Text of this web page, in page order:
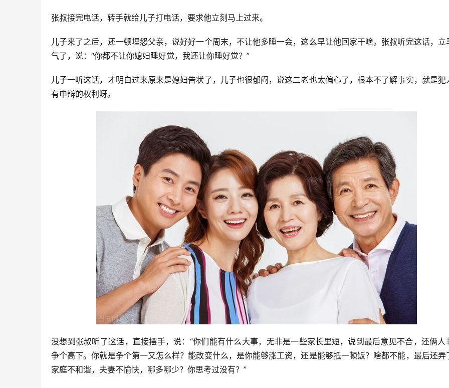
张叔接完电话，转手就给儿子打电话，要求他立刻马上过来。
儿子来了之后，还一顿埋怨父亲，说好好一个周末，不让他多睡一会，这么早让他回家干啥。张叔听完这话，立
气了，说：“你都不让你媳妇睡好觉，我还让你睡好觉？”
儿子一听这话，才明白过来原来是媳妇告状了，儿子也很郁闷，说这二老也太偏心了，根本不了解事实，就是犯
有申辩的权利呀。
没想到张叔听了这话，直接摆手，说：“你们能有什么大事，无非是一些家长里短，说到最后意见不合，还俩人
争个高下。你就是争个第一又怎么样？能改变什么，是你能够涨工资，还是能够抵一顿饭？啥都不能，最后还弄
家庭不和谐，夫妻不愉快，哪多哪少？你思考过没有？”